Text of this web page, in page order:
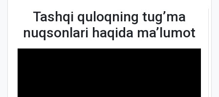
Tashqi quloqning tug’ma
nuqsonlari haqida ma’lumot